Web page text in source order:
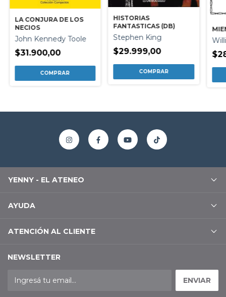
LA CONJURA DE LOS
NECIOS
John Kennedy Toole
$31.900,00
HISTORIAS
FANTASTICAS (DB)
Stephen King
$29.999,00
YENNY - EL ATENEO
AYUDA
ATENCIÓN AL CLIENTE
NEWSLETTER